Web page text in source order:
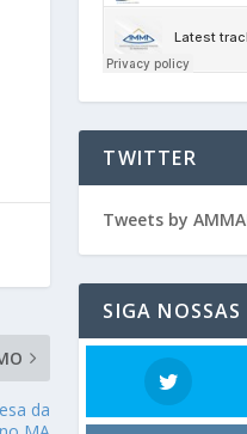
da
TWITTER
Tweets by
SIGA NOSSAS